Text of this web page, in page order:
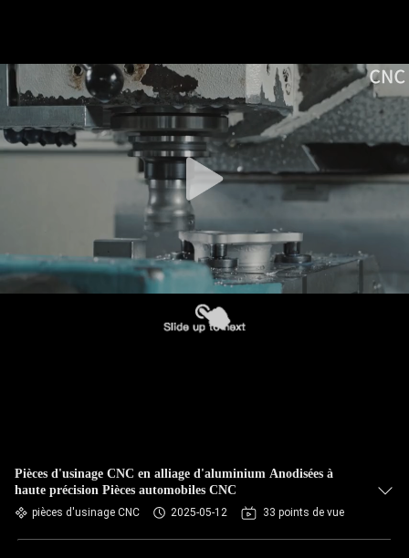
Pièces d'usinage CNC en alliage d'aluminium Anodisées à
haute précision Pièces automobiles CNC
pièces d'usinage CNC 2025-05-12 33 points de vue